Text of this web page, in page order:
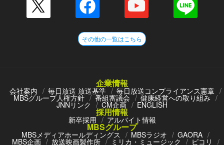
その他の一覧はこちら
企業情報
会社案内 毎日放送 放送基準 毎日放送コンプライアンス憲章
MBSグループ人権方針 番組審議会 健康経営への取り組み
JNNリンク CM企画 ENGLISH
採用情報
新卒採用 アルバイト情報
MBSグループ
MBSメディアホールディングス MBSラジオ GAORA
MBS企画 放送映画製作所 ミリカ・ミュージック ピコリ